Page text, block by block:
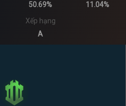
50.69%
11.04%
Xếp hạng
A